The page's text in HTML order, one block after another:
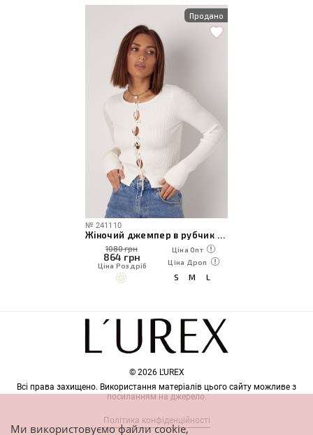
Продано
№ 241110
Жіночий джемпер в рубчик з розрізами та зав'язками
1080 грн
864 грн
Ціна Роздріб
Ціна Опт
Ціна Дроп
S M L
© 2026 L'UREX
Всі права захищено. Використання матеріалів цього сайту можливе з
посиланням на джерело.
Політика конфіденційності
Ми використовуємо файли cookie,